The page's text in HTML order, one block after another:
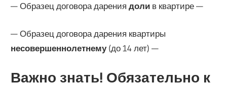
— Образец договора дарениядоли в квартире —
— Образец договора дарения квартиры
несовершеннолетнему(до 14 лет) —
Важно знать! Обязательно к